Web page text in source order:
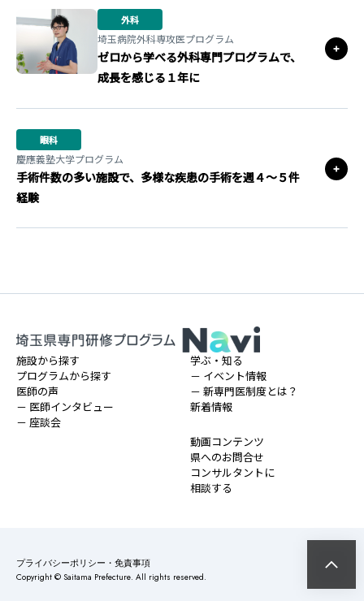
外科
埼玉病院外科専攻医プログラム
ゼロから学べる外科専門プログラムで、
成長を感じる１年に
眼科
慶應義塾大学プログラム
手術件数の多い施設で、多様な疾患の手術を週４～５件
経験
施設から探す
プログラムから探す
医師の声
－ 医師インタビュー
－ 座談会
学ぶ・知る
－ イベント情報
－ 新専門医制度とは？
新着情報
動画コンテンツ
県へのお問合せ
コンサルタントに
相談する
プライバシーポリシー・免責事項
Copyright © Saitama Prefecture. All rights reserved.